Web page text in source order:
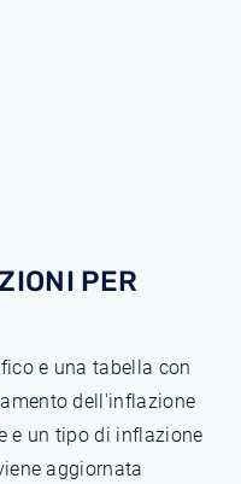
PER
e una tabella con
dell'inflazione
e un tipo di inflazione
aggiornata